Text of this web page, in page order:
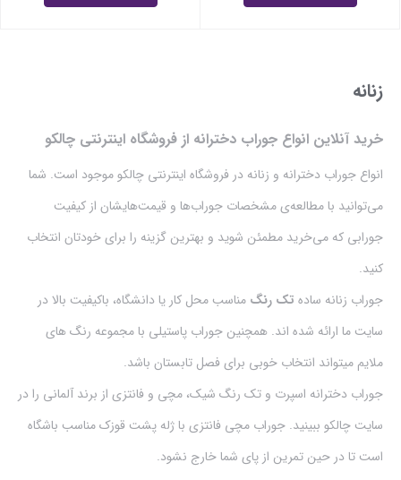
زنانه
خرید آنلاین انواع جوراب دخترانه از فروشگاه اینترنتی چالکو
انواع جوراب دخترانه و زنانه در فروشگاه اینترنتی چالکو موجود است. شما
می‌توانید با مطالعه‌ی مشخصات جوراب‌ها و قیمت‌هایشان از کیفیت
جورابی که می‌خرید مطمئن شوید و بهترین گزینه را برای خودتان انتخاب
کنید.
جوراب زنانه ساده تک رنگ مناسب محل کار یا دانشگاه، باکیفیت بالا در
سایت ما ارائه شده اند. همچنین جوراب پاستیلی با مجموعه رنگ های
ملایم میتواند انتخاب خوبی برای فصل تابستان باشد.
جوراب دخترانه اسپرت و تک رنگ شیک، مچی و فانتزی از برند آلمانی را در
سایت چالکو ببینید. جوراب مچی فانتزی با ژله پشت قوزک مناسب باشگاه
است تا در حین تمرین از پای شما خارج نشود.